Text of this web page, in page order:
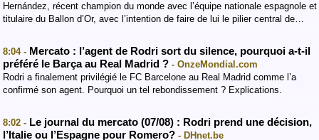
Hernández, récent champion du monde avec l’équipe nationale espagnole et
titulaire du Ballon d’Or, avec l’intention de faire de lui le pilier central de…
8:04 - Mercato : l’agent de Rodri sort du silence, pourquoi a-t-il
préféré le Barça au Real Madrid ? - OnzeMondial.com
Rodri a finalement privilégié le FC Barcelone au Real Madrid comme l’a
confirmé son agent. Pourquoi un tel rebondissement ? Explications.
8:02 - Le journal du mercato (07/08) : Rodri prend une décision,
l’Italie ou l’Espagne pour Romero? - DHnet.be